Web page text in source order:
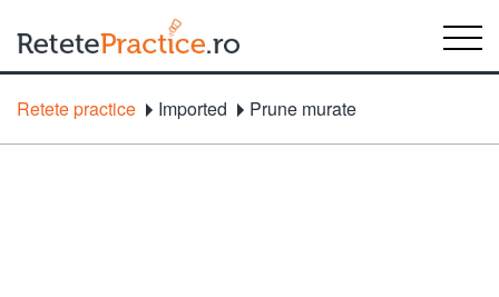
Retete practice Imported Prune murate